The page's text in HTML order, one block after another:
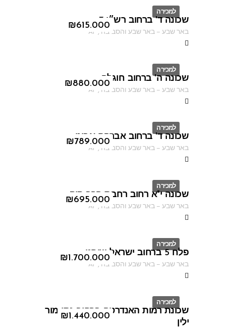
למכירה
ID
₪615.000
שכונה ד' ברחוב רש״י 7
באר שבע–באר שבע והסביבה ,
AF
למכירה
ID
₪880.000
שכונה ה' ברחוב חוגלה
באר שבע–באר שבע והסביבה ,
AF
למכירה
ID
₪789.000
שכונה ד' ברחוב אברהם אבינו
באר שבע–באר שבע והסביבה ,
AF
למכירה
ID
₪695.000
שכונה י"א רחוב רחבת הרב קוק
באר שבע–באר שבע והסביבה ,
AF
למכירה
ID
₪1.700.000
פלח 5 ברחוב ישראל שוחט
באר שבע–באר שבע והסביבה ,
AF
למכירה
ID
₪1.440.000
שכונת רמות האנדרטה ברחוב נתן מור
ילין